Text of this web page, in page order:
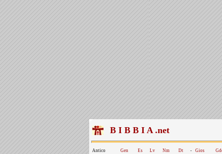
B I B B I A .net
Antico Gen Es Lv Nm Dt - Gios